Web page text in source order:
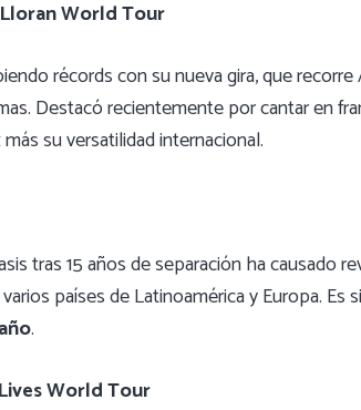
World Tour
récords con su nueva gira, que
Destacó recientemente por cantar en
su versatilidad internacional.
tras 15 años de separación ha causado
países de Latinoamérica y Europa. Es
.
World Tour